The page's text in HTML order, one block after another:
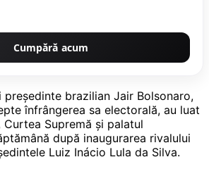
Cumpără acum
brazilian Jair Bolsonaro,
înfrângerea sa electorală, au luat
Supremă și palatul
după inaugurarea rivalului
Luiz Inácio Lula da Silva.